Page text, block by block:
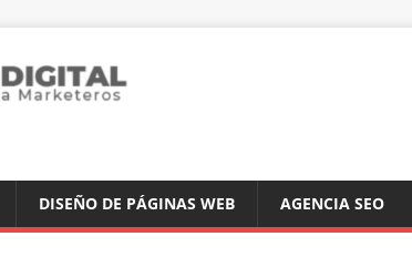
DISEÑO DE PÁGINAS WEB AGENCIA SEO